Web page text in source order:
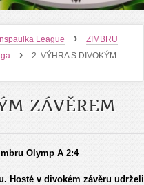
League ›
ZIMBRU
›
2. VÝHRA S DIVOKÝM
ZÁVĚREM
Olymp A 2:4
Hosté v divokém závěru udrželi